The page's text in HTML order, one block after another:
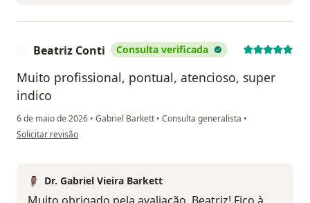
Beatriz Conti Consulta verificada
Muito profissional, pontual, atencioso, super
indico
6 de maio de 2026 • Gabriel Barkett • Consulta generalista •
na opinião do utilizador Beatriz Conti
Solicitar revisão
Dr. Gabriel Vieira Barkett